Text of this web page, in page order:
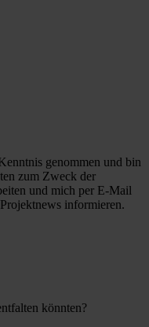
genommen und bin
zum Zweck der
und mich per E-Mail
informieren.
könnten?